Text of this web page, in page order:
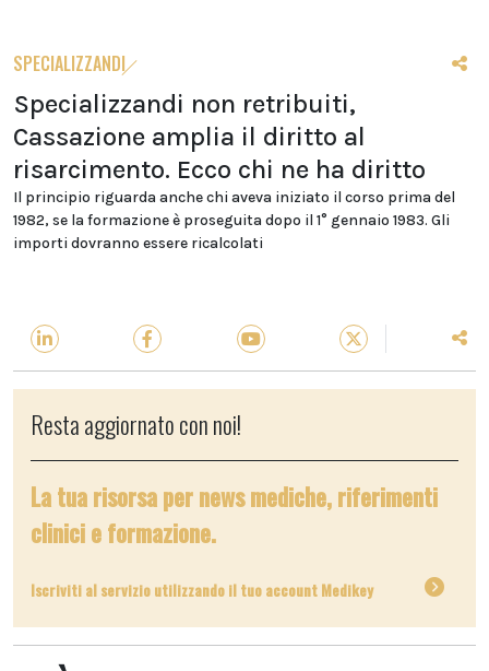
SPECIALIZZANDI
Specializzandi non retribuiti,
Cassazione amplia il diritto al
risarcimento. Ecco chi ne ha diritto
Il principio riguarda anche chi aveva iniziato il corso prima del
1982, se la formazione è proseguita dopo il 1° gennaio 1983. Gli
importi dovranno essere ricalcolati
Resta aggiornato con noi!
La tua risorsa per news mediche, riferimenti
clinici e formazione.
Iscriviti al servizio utilizzando il tuo account Medikey